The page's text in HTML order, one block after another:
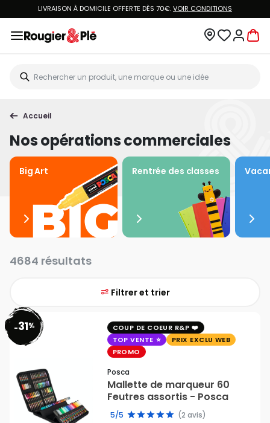
VOUS ÊTES CLIENT ROUGIER&PLÉ ? CRÉEZ UN NOUVEAU MOT DE PASSE ET ACCÉDEZ
ÀVOTRE COMPTE.
Accueil
Nos opérations commerciales
Big Art Rentrée des classes
4684 résultats
Filtrer et trier
-31%
COUP DE COEUR R&P
TOP VENTE
PRIX EXCLU WEB
PROMO
Posca
Mallette de marqueur 60
Feutres assortis - Posca
5/5 (2 avis)